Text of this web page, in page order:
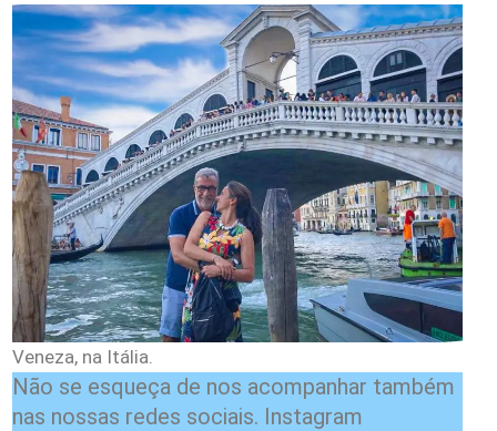
Veneza, na Itália.
Não se esqueça de nos acompanhar também
nas nossas redes sociais. Instagram